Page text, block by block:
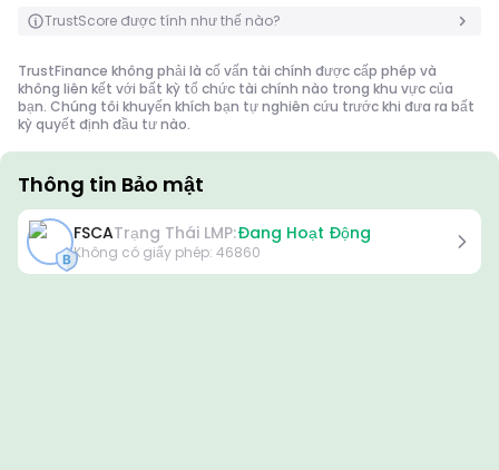
TrustScore được tính như thế nào?
TrustFinance không phải là cố vấn tài chính được cấp phép và
không liên kết với bất kỳ tổ chức tài chính nào trong khu vực của
bạn. Chúng tôi khuyến khích bạn tự nghiên cứu trước khi đưa ra bất
kỳ quyết định đầu tư nào.
Thông tin Bảo mật
FSCATrạng Thái LMP:Đang Hoạt Động
Không có giấy phép: 46860 Giấy phép hạng A
Được cấp bởi các cơ quan quản lý nổi tiếng toàn cầu, các giấy